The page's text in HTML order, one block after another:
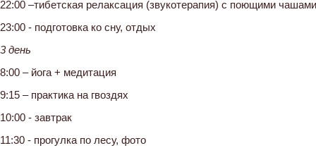
22:00 –тибетская релаксация (звукотерапия) с поющими чашами
23:00 - подготовка ко сну, отдых
3 день
8:00 – йога + медитация
9:15 – практика на гвоздях
10:00 - завтрак
11:30 - прогулка по лесу, фото